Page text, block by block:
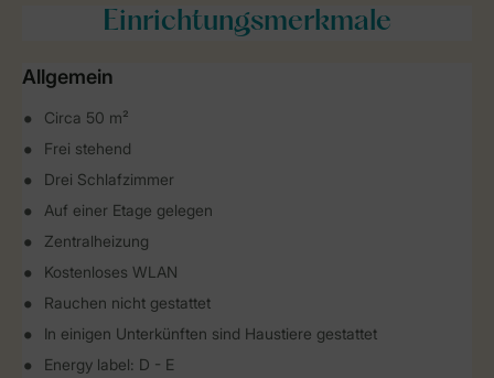
Einrichtungsmerkmale
Allgemein
Circa 50 m²
Frei stehend
Drei Schlafzimmer
Auf einer Etage gelegen
Zentralheizung
Kostenloses WLAN
Rauchen nicht gestattet
In einigen Unterkünften sind Haustiere gestattet
Energy label: D - E